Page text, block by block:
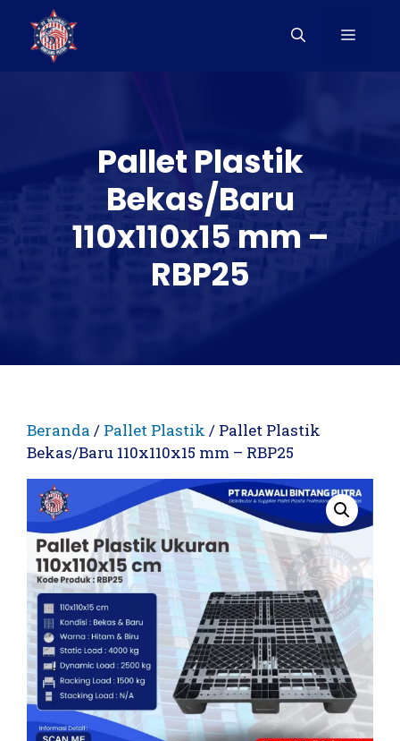
Langsung
Menu
Pallet Plastik
Bekas/Baru
110x110x15 mm –
RBP25
Beranda / Pallet Plastik / Pallet Plastik
Bekas/Baru 110x110x15 mm – RBP25